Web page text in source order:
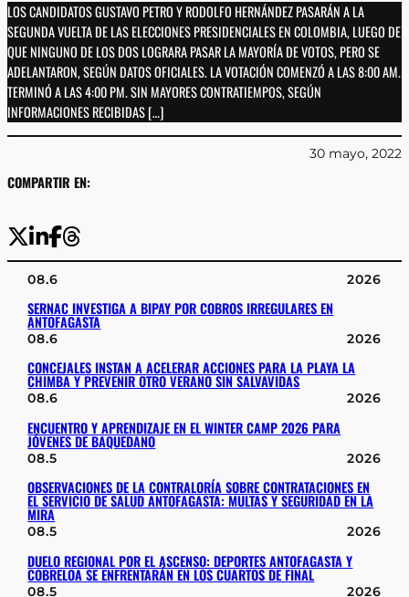
LOS CANDIDATOS GUSTAVO PETRO Y RODOLFO HERNÁNDEZ PASARÁN A LA
SEGUNDA VUELTA DE LAS ELECCIONES PRESIDENCIALES EN COLOMBIA, LUEGO DE
QUE NINGUNO DE LOS DOS LOGRARA PASAR LA MAYORÍA DE VOTOS, PERO SE
ADELANTARON, SEGÚN DATOS OFICIALES. LA VOTACIÓN COMENZÓ A LAS 8:00 AM.
TERMINÓ A LAS 4:00 PM. SIN MAYORES CONTRATIEMPOS, SEGÚN
INFORMACIONES RECIBIDAS […]
COMPARTIR EN:
30 mayo, 2022
08.6 2026
SERNAC INVESTIGA A BIPAY POR COBROS IRREGULARES EN
ANTOFAGASTA
08.6 2026
CONCEJALES INSTAN A ACELERAR ACCIONES PARA LA PLAYA LA
CHIMBA Y PREVENIR OTRO VERANO SIN SALVAVIDAS
08.6 2026
ENCUENTRO Y APRENDIZAJE EN EL WINTER CAMP 2026 PARA
JÓVENES DE BAQUEDANO
08.5 2026
OBSERVACIONES DE LA CONTRALORÍA SOBRE CONTRATACIONES EN
EL SERVICIO DE SALUD ANTOFAGASTA: MULTAS Y SEGURIDAD EN LA
MIRA
08.5 2026
DUELO REGIONAL POR EL ASCENSO: DEPORTES ANTOFAGASTA Y
COBRELOA SE ENFRENTARÁN EN LOS CUARTOS DE FINAL
08.5 2026